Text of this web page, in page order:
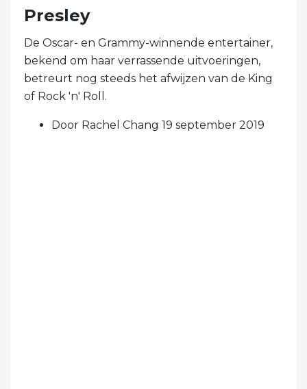
Presley
De Oscar- en Grammy-winnende entertainer,
bekend om haar verrassende uitvoeringen,
betreurt nog steeds het afwijzen van de King
of Rock 'n' Roll.
Door Rachel Chang 19 september 2019